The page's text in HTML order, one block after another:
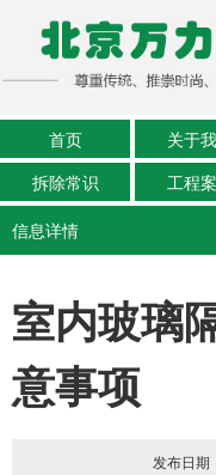
首页 关于
拆除常识
工程
信息详情
室内玻璃
意事项
发布日